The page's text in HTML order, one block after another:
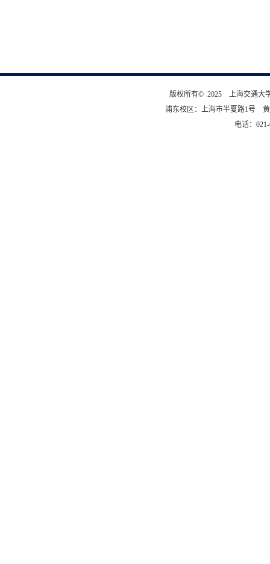
版权所有© 2025 上海交通大
浦东校区：上海市半夏路1号
电话：